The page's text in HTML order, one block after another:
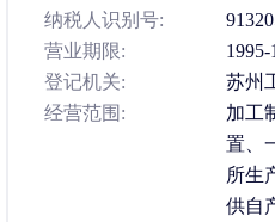
纳税人识别号:
营业期限:
登记机关:
苏州
经营范围:
加工
置、
所生
供自